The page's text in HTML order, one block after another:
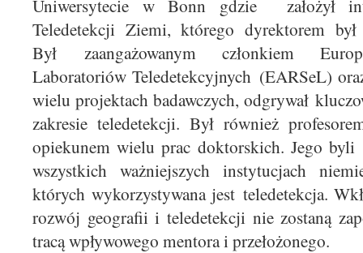
Uniwersytecie w Bonn gdzie założył
Teledetekcji Ziemi, którego dyrektorem
Był zaangażowanym członkiem
Laboratoriów Teledetekcyjnych (EARSeL)
wielu projektach badawczych, odgrywał
zakresie teledetekcji. Był również
opiekunem wielu prac doktorskich. Jego byli
wszystkich ważniejszych instytucjach
których wykorzystywana jest teledetekcja.
rozwój geografii i teledetekcji nie zostaną
tracą wpływowego mentora i przełożonego.